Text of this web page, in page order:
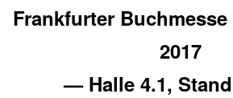
Frankfurter
2017
— Halle 4.1,